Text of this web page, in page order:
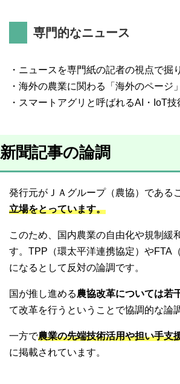
専門的なニュース
・ニュースを専門紙の記者の視点で掘
・海外の農業に関わる「海外のページ」
・スマートアグリと呼ばれるAI・IoT
新聞記事の論調
発行元がＪＡグループ（農協）である
立場をとっています。
このため、国内農業の自由化や規制緩
す。TPP（環太平洋連携協定）やFTA
になるとして反対の論調です。
国が推し進める農協改革については若
て改革を行うということで協調的な論
一方で農業の先端技術活用や担い手支
に掲載されています。